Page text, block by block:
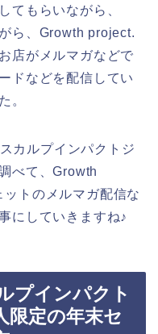
てもらいながら、
ら、Growth project.
店がメルマガなどで
ドなどを配信してい
。
カルプインパクトジ
べて、Growth
トのメルマガ配信な
にしていきますね♪
プインパクト
限定の年末セ